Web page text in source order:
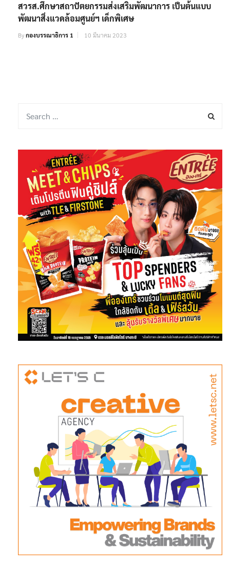
สวรส.ศึกษาสถาปัตยกรรมส่งเสริมพัฒนาการ เป็นต้นแบบ
พัฒนาสิ่งแวดล้อมศูนย์ฯ เด็กพิเศษ
Byกองบรรณาธิการ 1 10 มีนาคม 2023